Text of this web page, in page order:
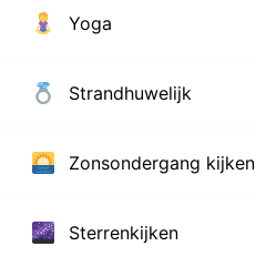
Yoga
Strandhuwelijk
Zonsondergang kijken
Sterrenkijken